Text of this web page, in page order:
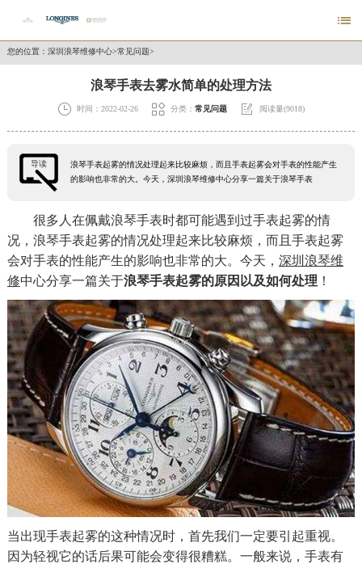

您的位置： 深圳浪琴维修中心>常见问题>
浪琴手表去雾水简单的处理方法
 时间：2022-02-26  分类： 常见问题  阅读量(9018)
导读
浪琴手表起雾的情况处理起来比较麻烦，而且手表起雾会对手表的性能产生
的影响也非常的大。今天，深圳浪琴维修中心分享一篇关于浪琴手表
很多人在佩戴浪琴手表时都可能遇到过手表起雾的情
况，浪琴手表起雾的情况处理起来比较麻烦，而且手表起雾
会对手表的性能产生的影响也非常的大。今天， 深圳浪琴维
修中心分享一篇关于浪琴手表起雾的原因以及如何处理 ！
当出现手表起雾的这种情况时，首先我们一定要引起重视。
因为轻视它的话后果可能会变得很糟糕。一般来说，手表有